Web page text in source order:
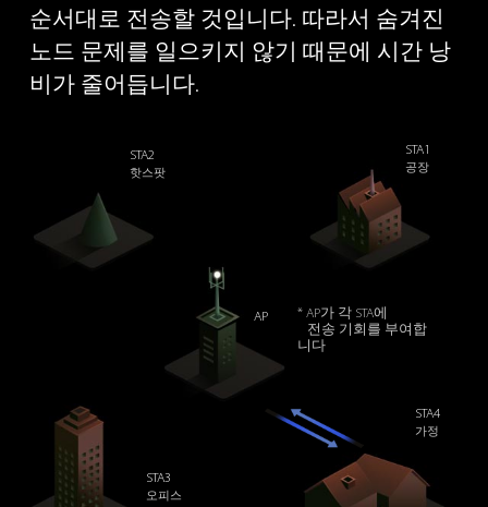
순서대로 전송할 것입니다. 따라서 숨겨진
노드 문제를 일으키지 않기 때문에
시간 낭
비가 줄어듭니다.
STA1
공장
STA2
핫스팟
STA3
오피스
STA4
가정
AP
* AP가 각 STA에
전송 기회를 부여합
니다